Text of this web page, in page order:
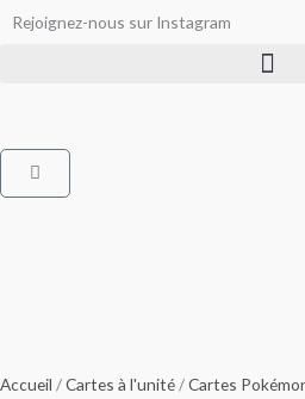
AllerRejoignez-nous sur Instagram
Panier
Accueil /Cartes à l'unité/Cartes